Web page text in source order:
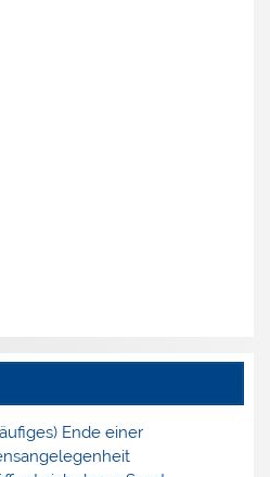
Ende einer